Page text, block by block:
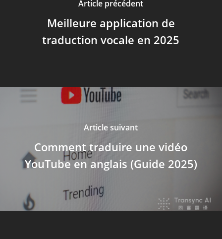
Article précédent
Meilleure application de
traduction vocale en 2025
Article suivant
Comment traduire une vidéo
YouTube en anglais (Guide 2025)